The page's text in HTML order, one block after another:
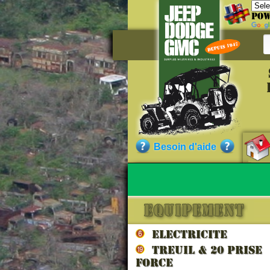
Besoin d'aide
ELECTRICITE
TREUIL & 20 prise
force
Qualité :
Sans garantie.)
Nos